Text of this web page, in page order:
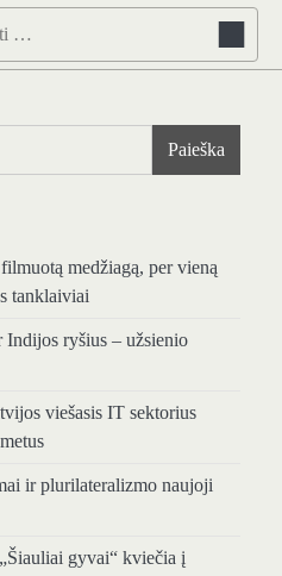
Paieška
medžiagą, per vieną
tanklaiviai
ryšius – užsienio
viešasis IT sektorius
ir plurilateralizmo naujoji
gyvai“ kviečia į